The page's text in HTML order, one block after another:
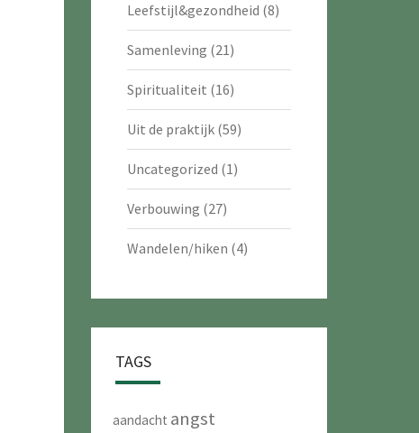
Leefstijl&gezondheid (8)
Samenleving (21)
Spiritualiteit (16)
Uit de praktijk(59)
Uncategorized (1)
Verbouwing (27)
Wandelen/hiken (4)
TAGS
aandacht angst